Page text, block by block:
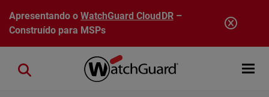
Pular para o conteúdo principal
Apresentando oWatchGuard CloudDR–
Construído para MSPs
Open
Close search